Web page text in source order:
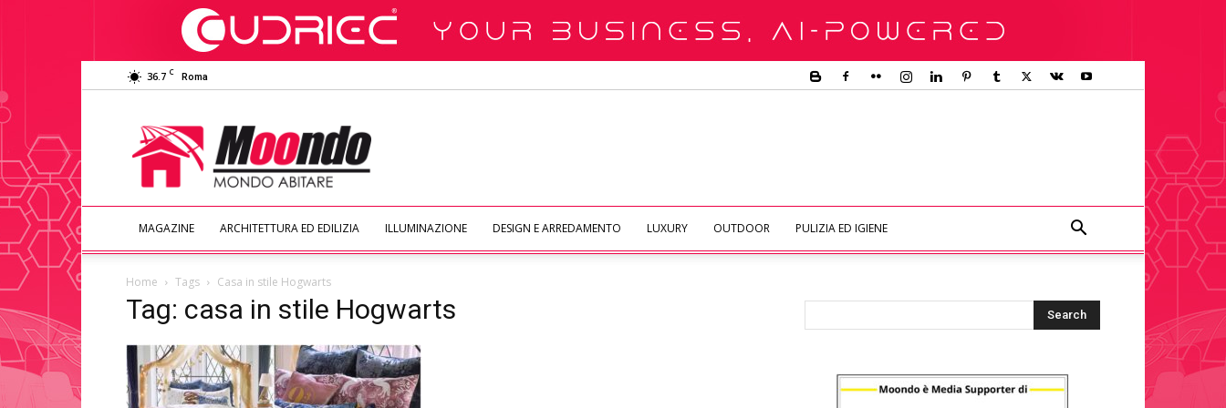
36.7 C Roma
Moondo
Abitare
MAGAZINE ARCHITETTURA ED EDILIZIA ILLUMINAZIONE DESIGN E ARREDAMENTO LUXURY OUTDOOR PULIZIA ED IGIENE
Home Tags Casa in stile Hogwarts
Tag: casa in stile Hogwarts